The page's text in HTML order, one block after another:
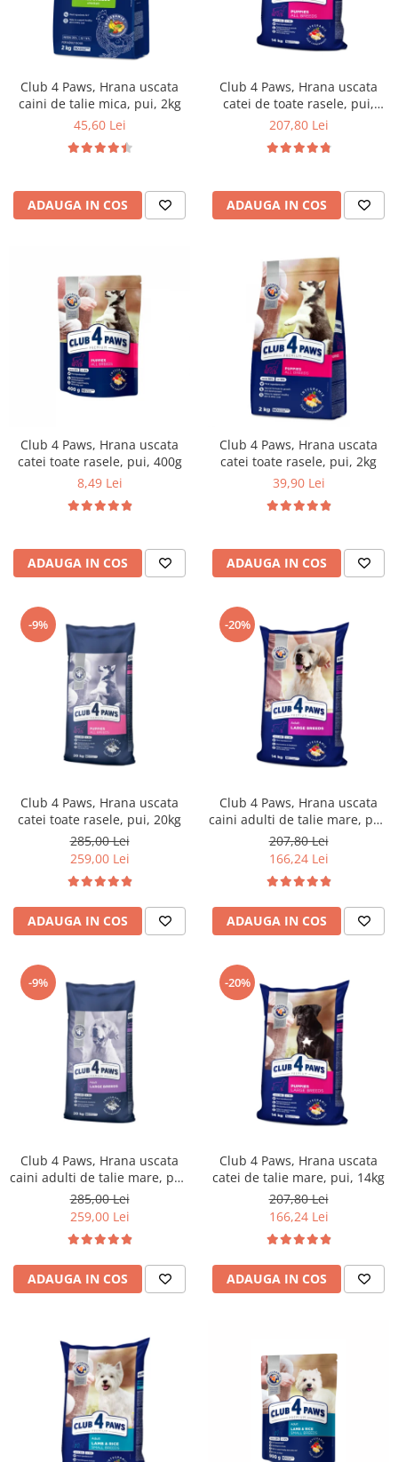
Club 4 Paws, Hrana uscata
caini de talie mica, pui, 2kg
45,60 Lei
ADAUGA IN COS
Club 4 Paws, Hrana uscata
catei de toate rasele, pui,
14kg
207,80 Lei
ADAUGA IN COS
Club 4 Paws, Hrana uscata
catei toate rasele, pui, 400g
8,49 Lei
ADAUGA IN COS
Club 4 Paws, Hrana uscata
catei toate rasele, pui, 2kg
39,90 Lei
ADAUGA IN COS
-9%
Club 4 Paws, Hrana uscata
catei toate rasele, pui, 20kg
285,00 Lei
259,00 Lei
ADAUGA IN COS
-20%
Club 4 Paws, Hrana uscata
caini adulti de talie mare, pui,
14kg
207,80 Lei
166,24 Lei
ADAUGA IN COS
-9%
Club 4 Paws, Hrana uscata
caini adulti de talie mare, pui,
20kg
285,00 Lei
259,00 Lei
ADAUGA IN COS
-20%
Club 4 Paws, Hrana uscata
catei de talie mare, pui, 14kg
207,80 Lei
166,24 Lei
ADAUGA IN COS